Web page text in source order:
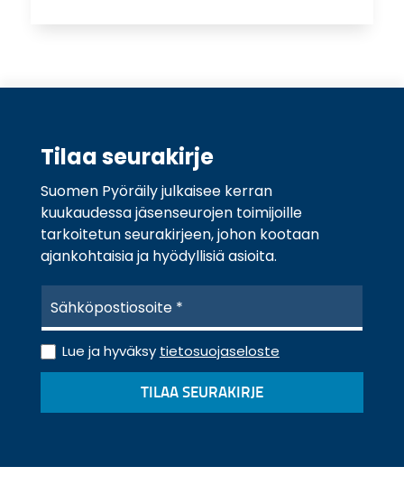
Tilaa seurakirje
Suomen Pyöräily julkaisee kerran
kuukaudessa jäsenseurojen toimijoille
tarkoitetun seurakirjeen, johon kootaan
ajankohtaisia ja hyödyllisiä asioita.
h
k
ö
s
*
T
i
o
o
Lue ja hyväksy tietosuojaseloste
TILAA SEURAKIRJE